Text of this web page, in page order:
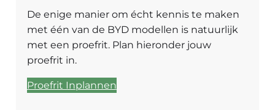
De enige manier om écht kennis te maken
met één van de BYD modellen is natuurlijk
met een proefrit. Plan hieronder jouw
proefrit in.
Proefrit Inplannen